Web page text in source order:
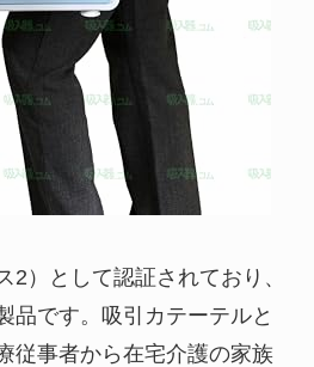
2）として認証されており、
品です。吸引カテーテルと
従事者から在宅介護の家族